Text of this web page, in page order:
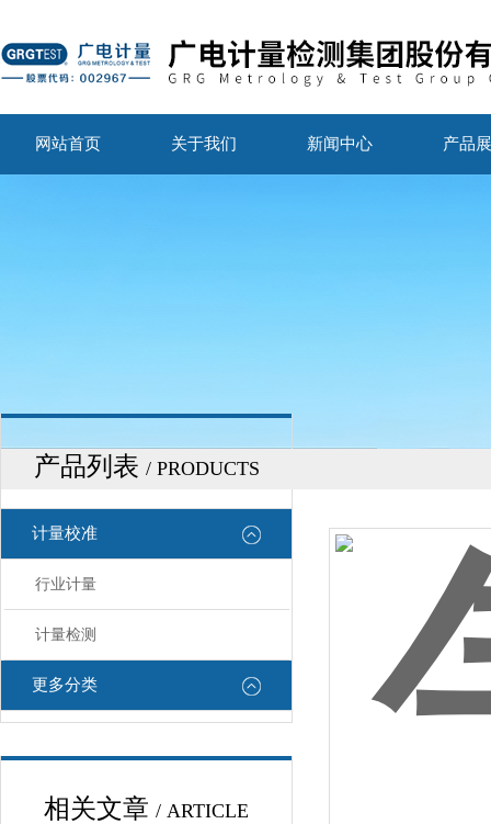
网站首页 关于我们 新闻中心 产品
产品列表 / PRODUCTS
计量校准
行业计量
计量检测
更多分类
相关文章 / ARTICLE